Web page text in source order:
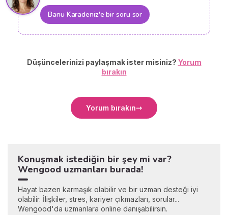
Banu Karadeniz'e bir soru sor
Düşüncelerinizi paylaşmak ister misiniz? Yorum
bırakın
Yorum bırakın
Konuşmak istediğin bir şey mi var?
Wengood uzmanları burada!
Hayat bazen karmaşık olabilir ve bir uzman desteği iyi
olabilir. İlişkiler, stres, kariyer çıkmazları, sorular...
Wengood'da uzmanlara online danışabilirsin.